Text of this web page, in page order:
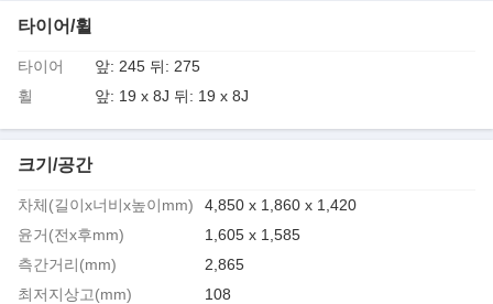
타이어/휠
타이어
앞: 245 뒤: 275
휠
앞: 19 x 8J 뒤: 19 x 8J
크기/공간
차체(길이x너비x높이mm)
4,850 x 1,860 x 1,420
윤거(전x후mm)
1,605 x 1,585
측간거리(mm)
2,865
최저지상고(mm)
108